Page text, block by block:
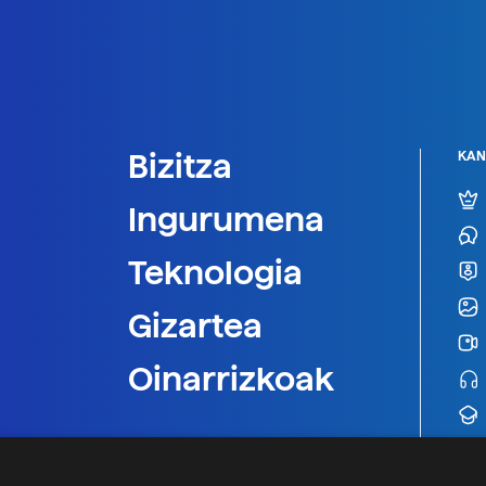
Bizitza
Ingurumena
Teknologia
Gizartea
Oinarrizkoak